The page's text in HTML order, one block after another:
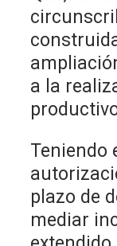
a la
Teniendo
plazo de
mediar